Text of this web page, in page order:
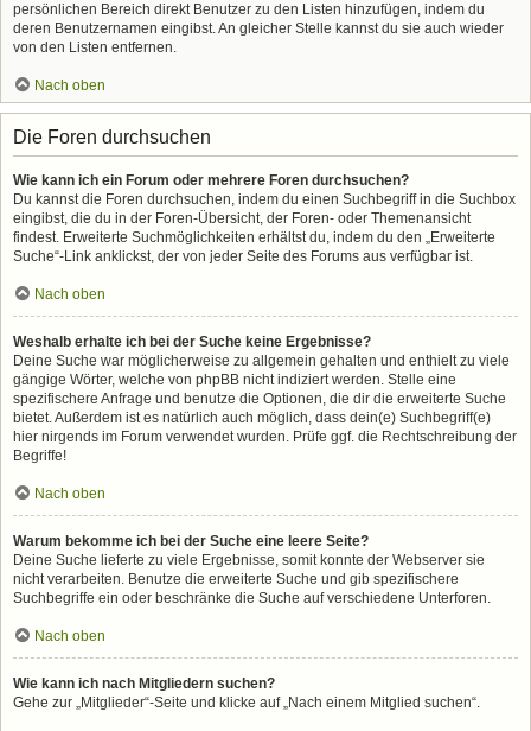
persönlichen Bereich direkt Benutzer zu den Listen hinzufügen, indem du
deren Benutzernamen eingibst. An gleicher Stelle kannst du sie auch wieder
von den Listen entfernen.
Nach oben
Die Foren durchsuchen
Wie kann ich ein Forum oder mehrere Foren durchsuchen?
Du kannst die Foren durchsuchen, indem du einen Suchbegriff in die Suchbox
eingibst, die du in der Foren-Übersicht, der Foren- oder Themenansicht
findest. Erweiterte Suchmöglichkeiten erhältst du, indem du den „Erweiterte
Suche“-Link anklickst, der von jeder Seite des Forums aus verfügbar ist.
Nach oben
Weshalb erhalte ich bei der Suche keine Ergebnisse?
Deine Suche war möglicherweise zu allgemein gehalten und enthielt zu viele
gängige Wörter, welche von phpBB nicht indiziert werden. Stelle eine
spezifischere Anfrage und benutze die Optionen, die dir die erweiterte Suche
bietet. Außerdem ist es natürlich auch möglich, dass dein(e) Suchbegriff(e)
hier nirgends im Forum verwendet wurden. Prüfe ggf. die Rechtschreibung der
Begriffe!
Nach oben
Warum bekomme ich bei der Suche eine leere Seite?
Deine Suche lieferte zu viele Ergebnisse, somit konnte der Webserver sie
nicht verarbeiten. Benutze die erweiterte Suche und gib spezifischere
Suchbegriffe ein oder beschränke die Suche auf verschiedene Unterforen.
Nach oben
Wie kann ich nach Mitgliedern suchen?
Gehe zur „Mitglieder“-Seite und klicke auf „Nach einem Mitglied suchen“.